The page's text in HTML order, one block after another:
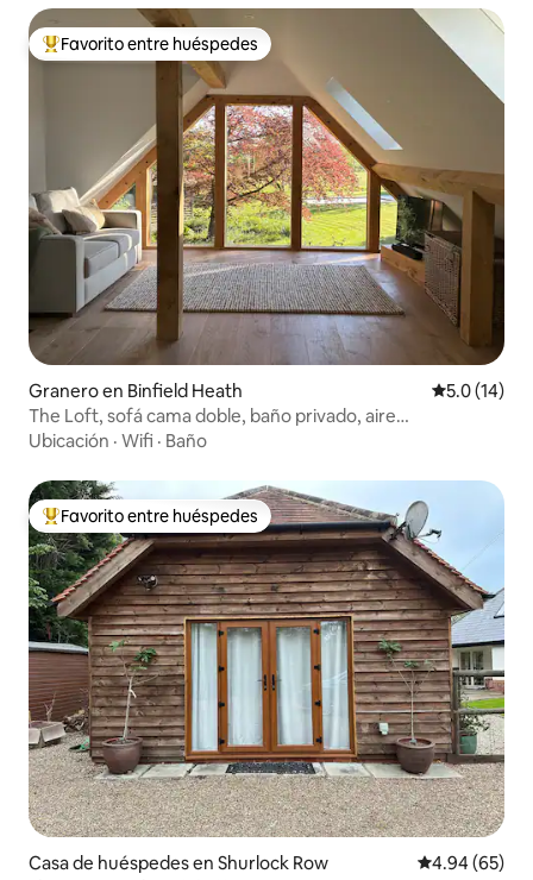
Favorito entre huéspedes preferido
Favorito entre huéspedes
Granero en Binfield Heath Calificación
5.0 (14)
The Loft, sofá cama doble, baño privado, aire
acondicionado, estacionamiento cerrado
Ubicación · Wifi · Baño
Favorito entre huéspedes preferido
Favorito entre huéspedes
Casa de huéspedes en Shurlock Row Calificación
4.94 (65)